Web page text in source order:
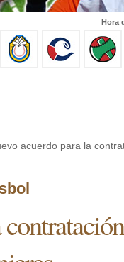
Hora
acuerdo para la